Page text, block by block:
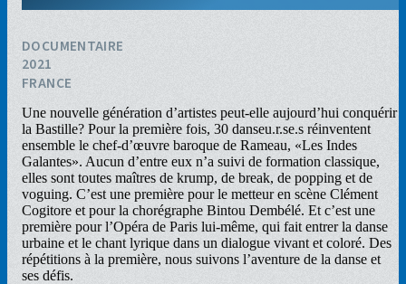
DOCUMENTAIRE
2021
FRANCE
Une nouvelle génération d’artistes peut-elle aujourd’hui conquérir
la Bastille? Pour la première fois, 30 danseu.r.se.s réinventent
ensemble le chef-d’œuvre baroque de Rameau, «Les Indes
Galantes». Aucun d’entre eux n’a suivi de formation classique,
elles sont toutes maîtres de krump, de break, de popping et de
voguing. C’est une première pour le metteur en scène Clément
Cogitore et pour la chorégraphe Bintou Dembélé. Et c’est une
première pour l’Opéra de Paris lui-même, qui fait entrer la danse
urbaine et le chant lyrique dans un dialogue vivant et coloré. Des
répétitions à la première, nous suivons l’aventure de la danse et
ses défis.